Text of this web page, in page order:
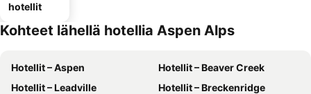
hotellit
Kohteet lähellä hotellia Aspen Alps
Hotellit – Aspen
Hotellit – Beaver Creek
Hotellit – Leadville
Hotellit – Breckenridge